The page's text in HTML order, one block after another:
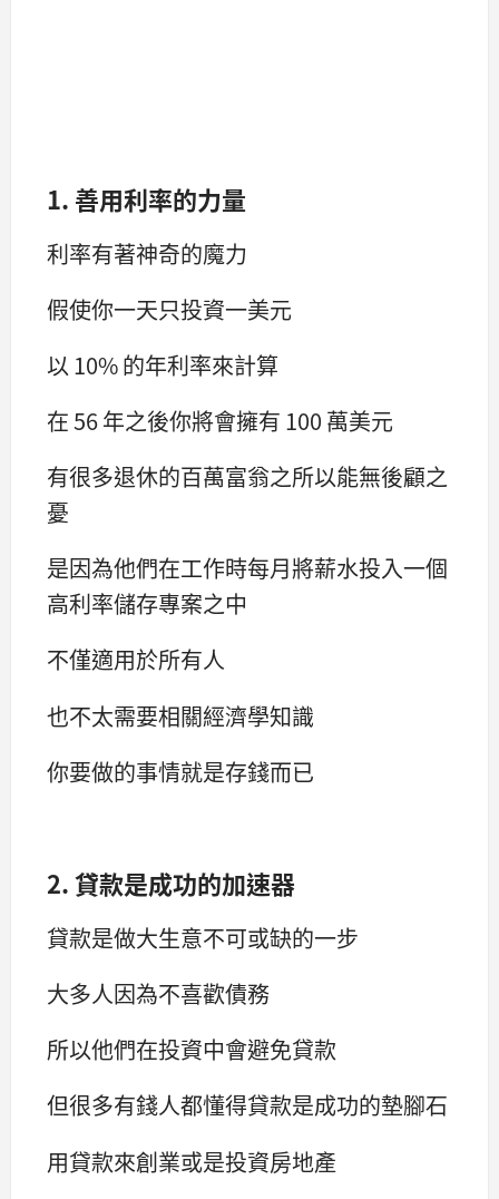
1. 善用利率的力量
利率有著神奇的魔力
假使你一天只投資一美元
以 10% 的年利率來計算
在 56 年之後你將會擁有 100 萬美元
有很多退休的百萬富翁之所以能無後顧之
憂
是因為他們在工作時每月將薪水投入一個
高利率儲存專案之中
不僅適用於所有人
也不太需要相關經濟學知識
你要做的事情就是存錢而已
2. 貸款是成功的加速器
貸款是做大生意不可或缺的一步
大多人因為不喜歡債務
所以他們在投資中會避免貸款
但很多有錢人都懂得貸款是成功的墊腳石
用貸款來創業或是投資房地產